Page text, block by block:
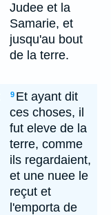
Judee et la
Samarie, et
jusqu'au bout
de la terre.
9 Et ayant dit
ces choses, il
fut eleve de la
terre, comme
ils regardaient,
et une nuee le
reçut et
l'emporta de